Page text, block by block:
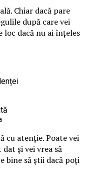
Chiar dacă pare
după care vei
dacă nu ai înțeles
cu atenție. Poate vei
și vei vrea să
bine să știi dacă poți